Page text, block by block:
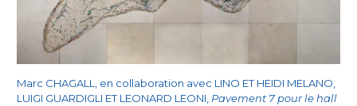
Marc CHAGALL, en collaboration avec LINO ET HEIDI MELANO,
LUIGI GUARDIGLI ET LEONARD LEONI, Pavement 7 pour le hall